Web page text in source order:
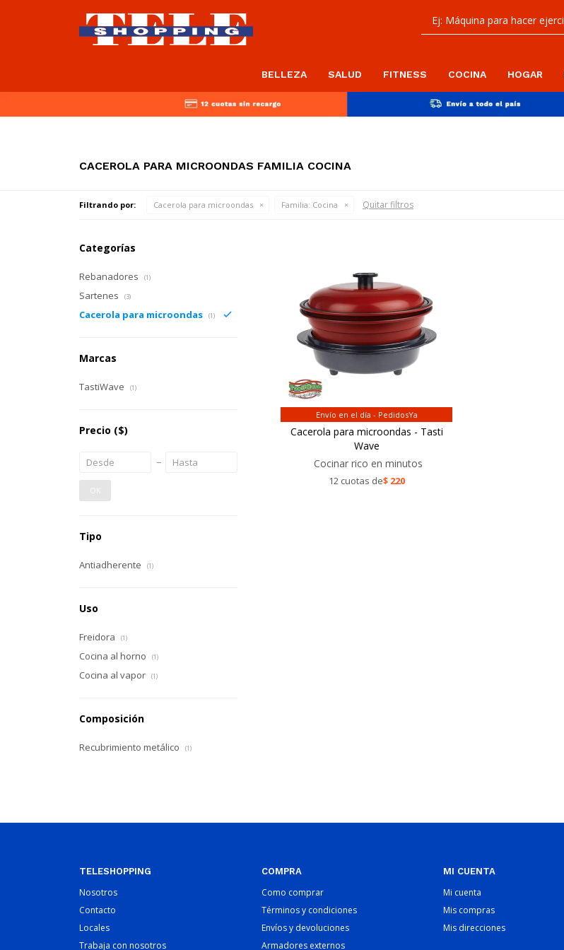
BELLEZA SALUD FITNESS COCINA HOGAR
CACEROLA PARA MICROONDAS FAMILIA COCINA
Filtrando por: Cacerola para microondas Familia: Cocina Quitar filtros
Envío en el día - PedidosYa
Cacerola para microondas - Tasti
Wave
Cocinar rico en minutos
12 cuotas de$ 220
Categorías
Rebanadores (1)
Sartenes (3)
Cacerola para microondas (1)
Marcas
TastiWave (1)
Precio ($)
OK
Tipo
Antiadherente (1)
Uso
Freidora (1)
Cocina al horno (1)
Cocina al vapor (1)
Composición
Recubrimiento metálico (1)
TELESHOPPING
Nosotros
Contacto
Locales
Trabaja con nosotros
COMPRA
Como comprar
Términos y condiciones
Envíos y devoluciones
Armadores externos
MI CUENTA
Mi cuenta
Mis compras
Mis direcciones